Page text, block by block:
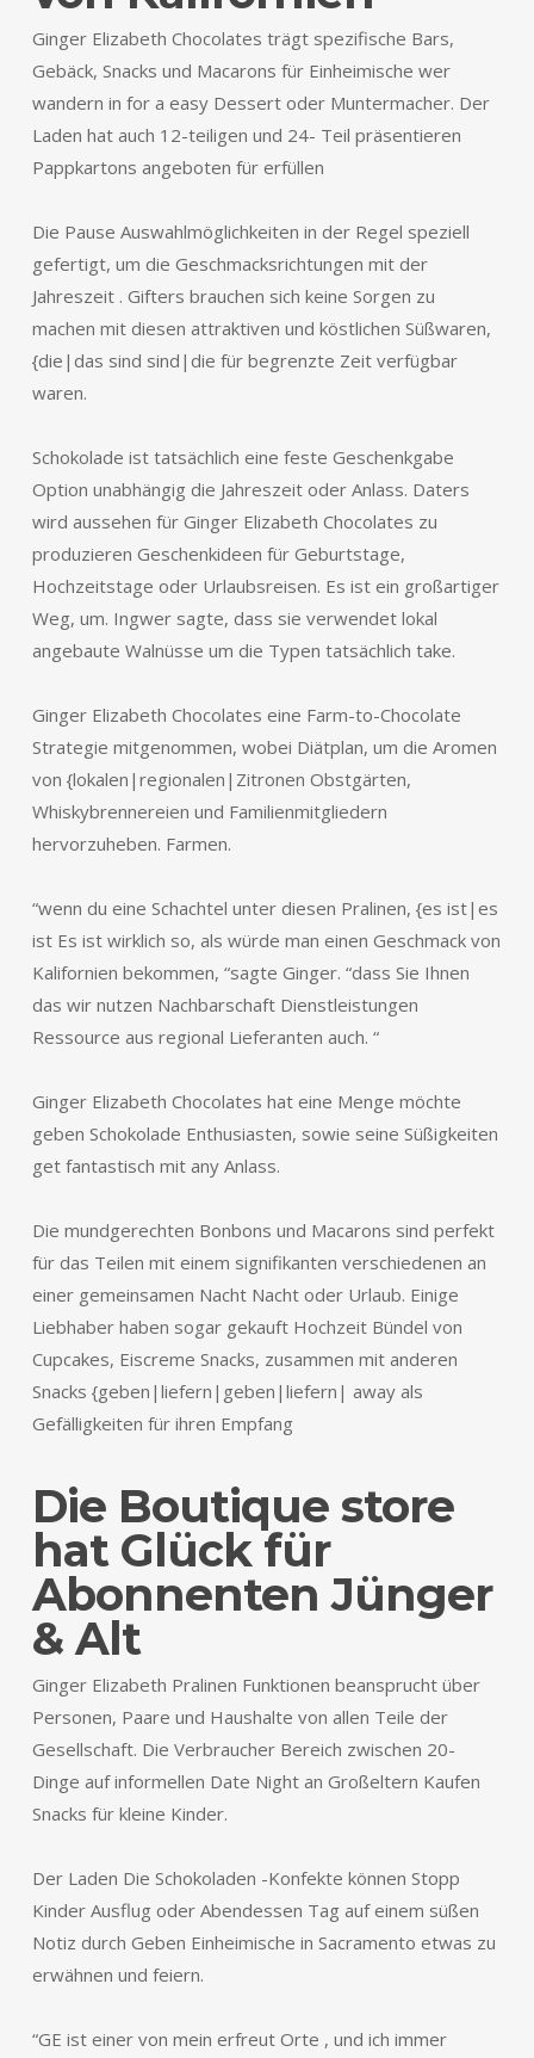
Ginger Elizabeth Chocolates trägt spezifische Bars,
Gebäck, Snacks und Macarons für Einheimische wer
wandern in for a easy Dessert oder Muntermacher. Der
Laden hat auch 12-teiligen und 24- Teil präsentieren
Pappkartons angeboten für erfüllen
Die Pause Auswahlmöglichkeiten in der Regel speziell
gefertigt, um die Geschmacksrichtungen mit der
Jahreszeit . Gifters brauchen sich keine Sorgen zu
machen mit diesen attraktiven und köstlichen Süßwaren,
{die|das sind sind|die für begrenzte Zeit verfügbar
waren.
Schokolade ist tatsächlich eine feste Geschenkgabe
Option unabhängig die Jahreszeit oder Anlass. Daters
wird aussehen für Ginger Elizabeth Chocolates zu
produzieren Geschenkideen für Geburtstage,
Hochzeitstage oder Urlaubsreisen. Es ist ein großartiger
Weg, um. Ingwer sagte, dass sie verwendet lokal
angebaute Walnüsse um die Typen tatsächlich take.
Ginger Elizabeth Chocolates eine Farm-to-Chocolate
Strategie mitgenommen, wobei Diätplan, um die Aromen
von {lokalen|regionalen|Zitronen Obstgärten,
Whiskybrennereien und Familienmitgliedern
hervorzuheben. Farmen.
“wenn du eine Schachtel unter diesen Pralinen, {es ist|es
ist Es ist wirklich so, als würde man einen Geschmack von
Kalifornien bekommen, “sagte Ginger. “dass Sie Ihnen
das wir nutzen Nachbarschaft Dienstleistungen
Ressource aus regional Lieferanten auch. “
Ginger Elizabeth Chocolates hat eine Menge möchte
geben Schokolade Enthusiasten, sowie seine Süßigkeiten
get fantastisch mit any Anlass.
Die mundgerechten Bonbons und Macarons sind perfekt
für das Teilen mit einem signifikanten verschiedenen an
einer gemeinsamen Nacht Nacht oder Urlaub. Einige
Liebhaber haben sogar gekauft Hochzeit Bündel von
Cupcakes, Eiscreme Snacks, zusammen mit anderen
Snacks {geben|liefern|geben|liefern| away als
Gefälligkeiten für ihren Empfang
Die Boutique store
hat Glück für
Abonnenten Jünger
& Alt
Ginger Elizabeth Pralinen Funktionen beansprucht über
Personen, Paare und Haushalte von allen Teile der
Gesellschaft. Die Verbraucher Bereich zwischen 20-
Dinge auf informellen Date Night an Großeltern Kaufen
Snacks für kleine Kinder.
Der Laden Die Schokoladen -Konfekte können Stopp
Kinder Ausflug oder Abendessen Tag auf einem süßen
Notiz durch Geben Einheimische in Sacramento etwas zu
erwähnen und feiern.
“GE ist einer von mein erfreut Orte , und ich immer